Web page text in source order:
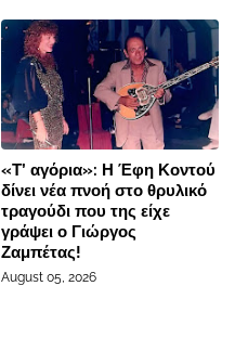
«Τ’ αγόρια»: Η Έφη Κοντού
δίνει νέα πνοή στο θρυλικό
τραγούδι που της είχε
γράψει ο Γιώργος
Ζαμπέτας!
August 05, 2026